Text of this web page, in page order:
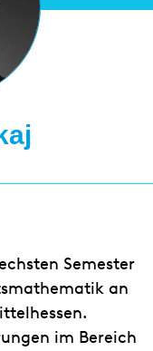
Semester
an
im Bereich